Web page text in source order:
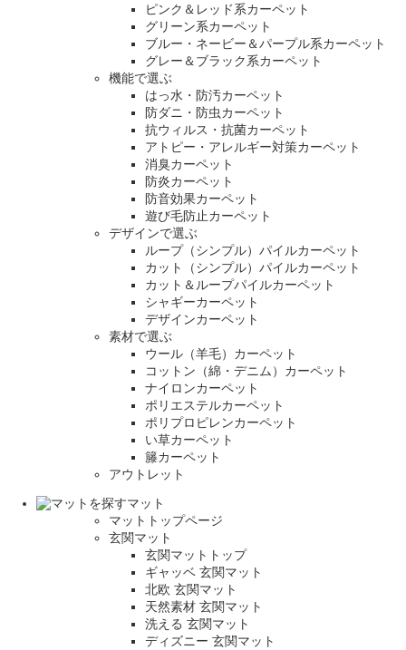
ピンク＆レッド系カーペット
グリーン系カーペット
ブルー・ネービー＆パープル系カーペット
グレー＆ブラック系カーペット
機能で選ぶ
はっ水・防汚カーペット
防ダニ・防虫カーペット
抗ウィルス・抗菌カーペット
アトピー・アレルギー対策カーペット
消臭カーペット
防炎カーペット
防音効果カーペット
遊び毛防止カーペット
デザインで選ぶ
ループ（シンプル）パイルカーペット
カット（シンプル）パイルカーペット
カット＆ループパイルカーペット
シャギーカーペット
デザインカーペット
素材で選ぶ
ウール（羊毛）カーペット
コットン（綿・デニム）カーペット
ナイロンカーペット
ポリエステルカーペット
ポリプロピレンカーペット
い草カーペット
籐カーペット
アウトレット
マット
マットトップページ
玄関マット
玄関マットトップ
ギャッベ 玄関マット
北欧 玄関マット
天然素材 玄関マット
洗える 玄関マット
ディズニー 玄関マット